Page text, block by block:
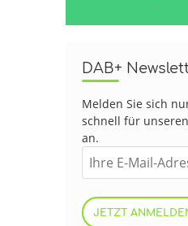
DAB+
Melden Sie sich
schnell für
an.
JETZT